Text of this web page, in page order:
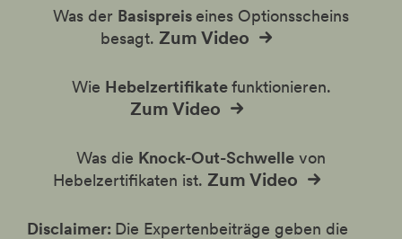
Was der Basispreis eines Optionsscheins
besagt. Zum Video
Wie Hebelzertifikatefunktionieren.
Zum Video
Was die Knock-Out-Schwelle von
Hebelzertifikaten ist. Zum Video
Disclaimer: Die Expertenbeiträge geben die